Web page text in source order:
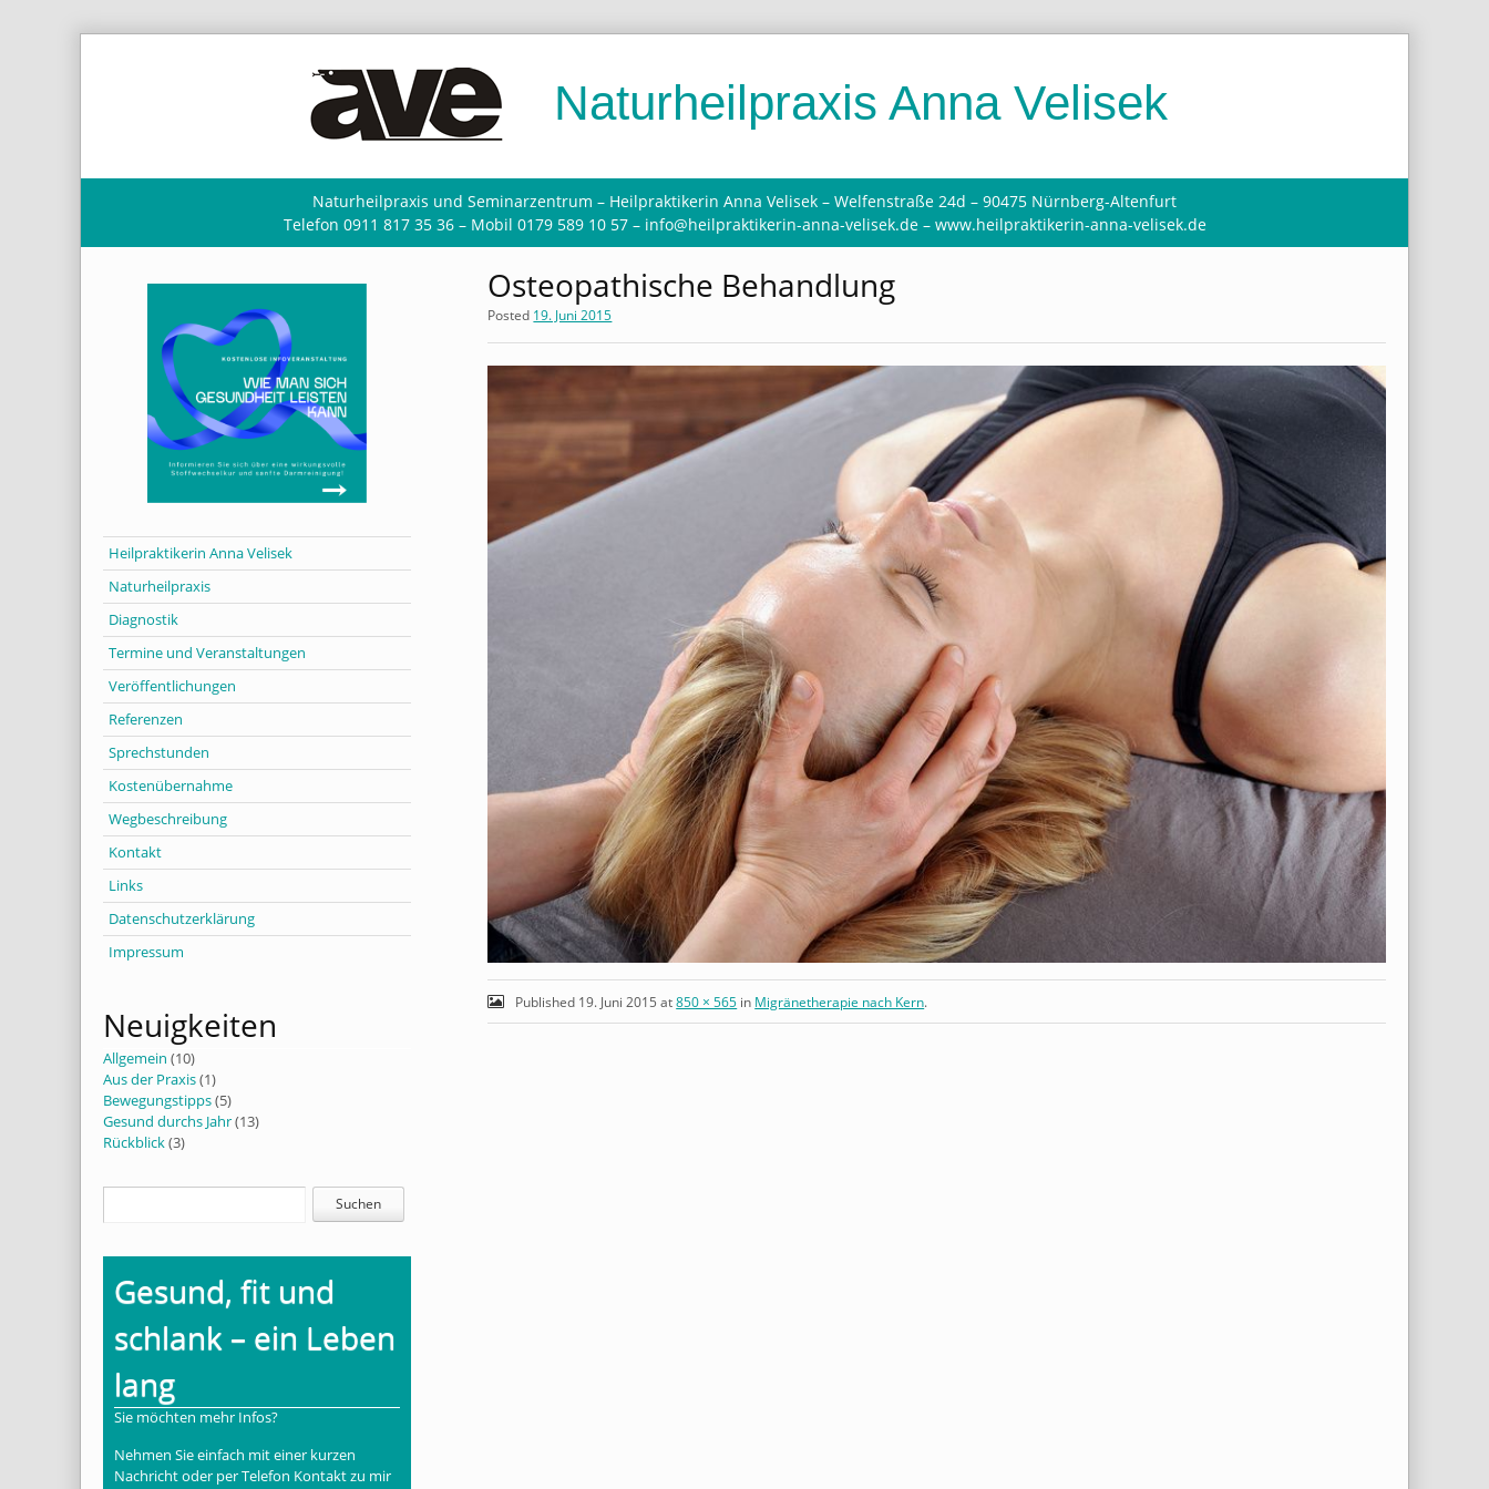
Naturheilpraxis Anna Velisek
Naturheilpraxis und Seminarzentrum – Heilpraktikerin Anna Velisek – Welfenstraße 24d – 90475 Nürnberg-Altenfurt
Telefon 0911 817 35 36 – Mobil 0179 589 10 57 – info@heilpraktikerin-anna-velisek.de – www.heilpraktikerin-anna-velisek.de
Osteopathische Behandlung
Posted 19. Juni 2015
Published 19. Juni 2015 at850 × 565 in Migränetherapie nach Kern.
Heilpraktikerin Anna Velisek
Naturheilpraxis
Diagnostik
Termine und Veranstaltungen
Veröffentlichungen
Referenzen
Sprechstunden
Kostenübernahme
Wegbeschreibung
Kontakt
Links
Datenschutzerklärung
Impressum
Neuigkeiten
Allgemein (10)
Aus der Praxis(1)
Bewegungstipps(5)
Gesund durchs Jahr(13)
Rückblick(3)
Gesund, fit und
schlank – ein Leben
lang
Sie möchten mehr Infos?
Nehmen Sie einfach mit einer kurzen
Nachricht oder per Telefon Kontakt zu mir